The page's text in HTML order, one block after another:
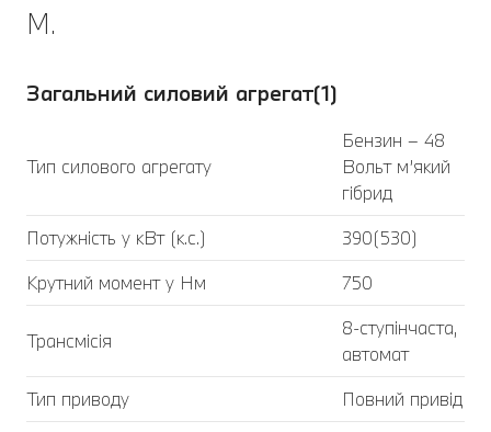
M.
Загальний силовий агрегат(1)
Тип силового агрегату
Бензин – 48
Вольт м’який
гібрид
Потужність у кВт (к.с.)
390(530)
Крутний момент у Нм
750
Трансмісія
8-ступінчаста,
автомат
Тип приводу
Повний привід